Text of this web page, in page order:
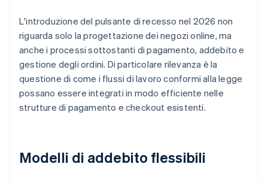
L'introduzione del pulsante di recesso nel 2026 non
riguarda solo la progettazione dei negozi online, ma
anche i processi sottostanti di pagamento, addebito e
gestione degli ordini. Di particolare rilevanza è la
questione di come i flussi di lavoro conformi alla legge
possano essere integrati in modo efficiente nelle
strutture di pagamento e checkout esistenti.
Modelli di addebito flessibili